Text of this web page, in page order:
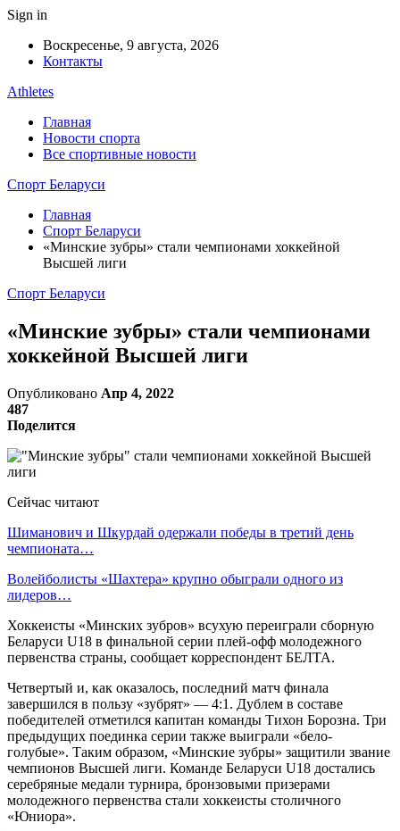
Sign in
Воскресенье, 9 августа, 2026
Контакты
Athletes
Главная
Новости спорта
Все спортивные новости
Спорт Беларуси
Главная
Спорт Беларуси
«Минские зубры» стали чемпионами хоккейной
Высшей лиги
Спорт Беларуси
«Минские зубры» стали чемпионами
хоккейной Высшей лиги
Опубликовано Апр 4, 2022
487
Поделится
Сейчас читают
Шиманович и Шкурдай одержали победы в третий день
чемпионата…
Волейболисты «Шахтера» крупно обыграли одного из
лидеров…
Хоккеисты «Минских зубров» всухую переиграли сборную
Беларуси U18 в финальной серии плей-офф молодежного
первенства страны, сообщает корреспондент БЕЛТА.
Четвертый и, как оказалось, последний матч финала
завершился в пользу «зубрят» — 4:1. Дублем в составе
победителей отметился капитан команды Тихон Борозна. Три
предыдущих поединка серии также выиграли «бело-
голубые». Таким образом, «Минские зубры» защитили звание
чемпионов Высшей лиги. Команде Беларуси U18 достались
серебряные медали турнира, бронзовыми призерами
молодежного первенства стали хоккеисты столичного
«Юниора».